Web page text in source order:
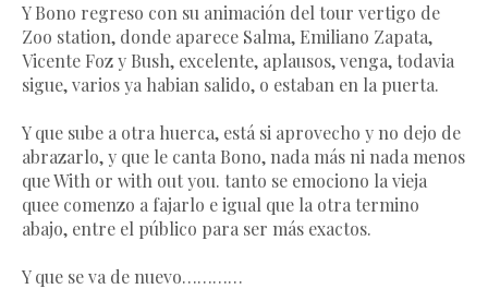
Y Bono regreso con su animación del tour vertigo de
Zoo station, donde aparece Salma, Emiliano Zapata,
Vicente Foz y Bush, excelente, aplausos, venga, todavia
sigue, varios ya habian salido, o estaban en la puerta.
Y que sube a otra huerca, está si aprovecho y no dejo de
abrazarlo, y que le canta Bono, nada más ni nada menos
que With or with out you. tanto se emociono la vieja
quee comenzo a fajarlo e igual que la otra termino
abajo, entre el público para ser más exactos.
Y que se va de nuevo…………